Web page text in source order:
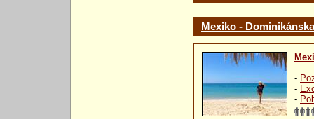
Mexiko -
-
-
-